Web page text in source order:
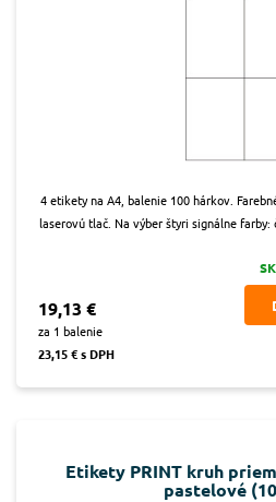
4 etikety na A4, balenie 100 hárkov.
laserovú tlač. Na výber štyri signálne farby:
19,13 €
za 1 balenie
23,15 € s DPH
Etikety PRINT kruh
pastelové